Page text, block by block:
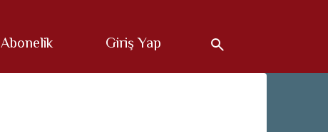
Abonelik Giriş Yap